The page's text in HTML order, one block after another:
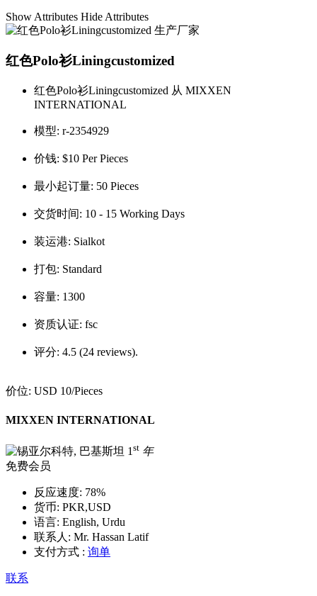
Show Attributes Hide Attributes
红色Polo衫Liningcustomized
红色Polo衫Liningcustomized 从 MIXXEN
INTERNATIONAL
模型: r-2354929
价钱: $10 Per Pieces
最小起订量: 50 Pieces
交货时间: 10 - 15 Working Days
装运港: Sialkot
打包: Standard
容量: 1300
资质认证: fsc
评分: 4.5 (24 reviews).
价位: USD 10/Pieces
MIXXEN INTERNATIONAL
1 st 年
免费会员
反应速度: 78%
货币: PKR,USD
语言: English, Urdu
联系人: Mr. Hassan Latif
支付方式 : 询单
联系